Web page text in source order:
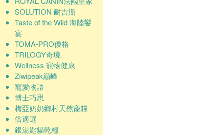
SOLUTION 耐吉斯
Taste of the Wild 海陸饗
宴
TOMA-PRO優格
TRILOGY奇境
Wellness 寵物健康
Ziwipeak巔峰
寵愛物語
博士巧思
梅亞奶奶鄉村天然寵糧
倍適選
銀湯匙貓乾糧